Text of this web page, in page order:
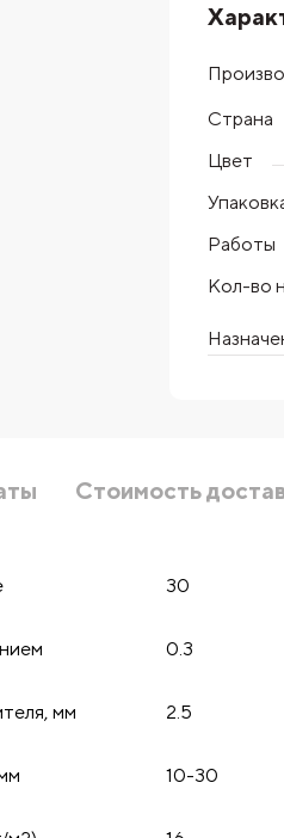
Страна
Цвет
Работы
Кол-во
Стоимость
30
0.3
мм 2.5
10-30